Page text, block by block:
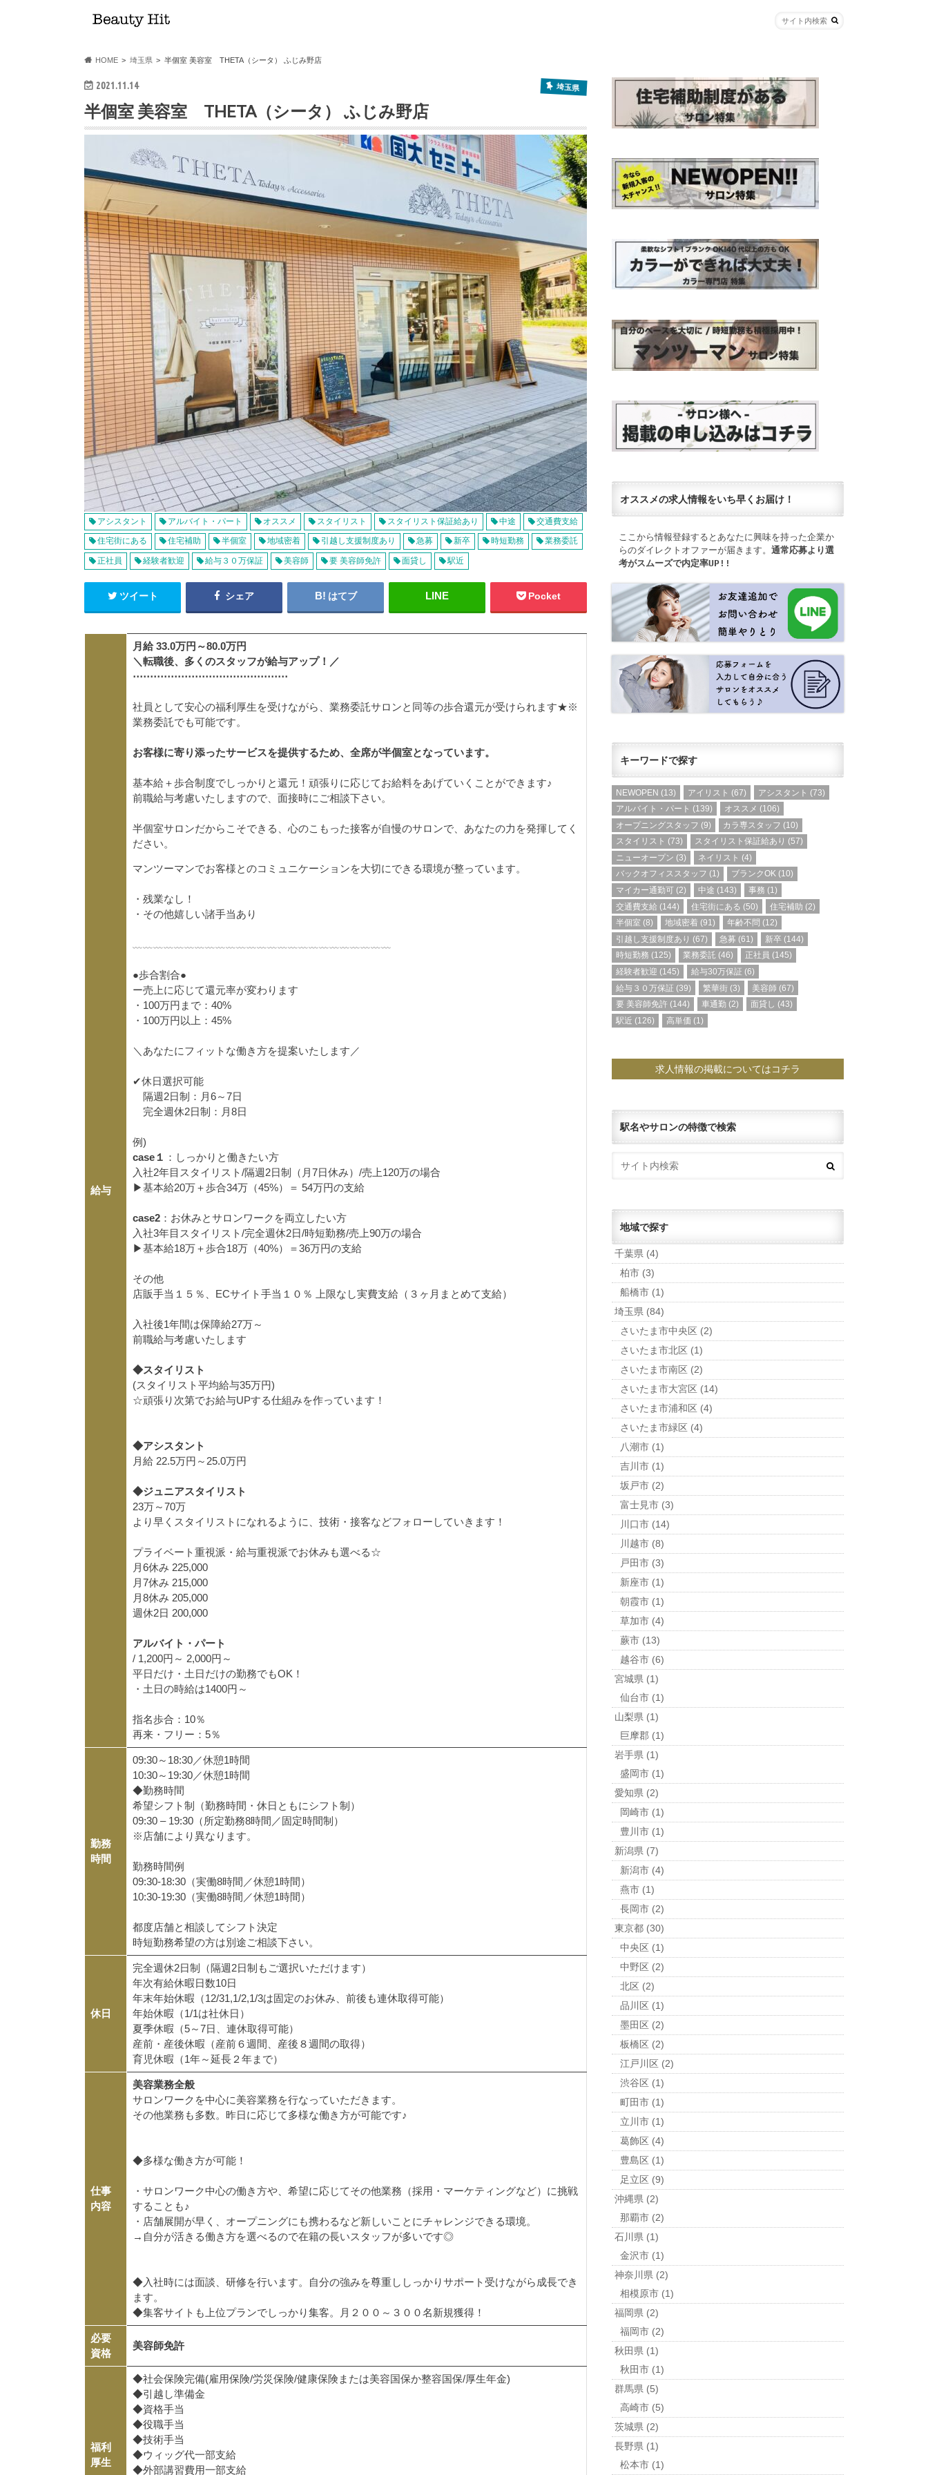
HOME 埼玉県 半個室 美容室 THETA（シータ） ふじみ野店
2021.11.14 埼玉県
半個室 美容室 THETA（シータ） ふじみ野店
アシスタント アルバイト・パート オススメ スタイリスト スタイリスト保証給あり 中途 交通費支給
住宅街にある 住宅補助 半個室 地域密着 引越し支援制度あり 急募 新卒 時短勤務 業務委託
正社員 経験者歓迎 給与３０万保証 美容師 要 美容師免許 面貸し 駅近
ツイート シェア はてブ Pocket
給与
月給 33.0万円～80.0万円
＼転職後、多くのスタッフが給与アップ！／
⋅⋅⋅⋅⋅⋅⋅⋅⋅⋅⋅⋅⋅⋅⋅⋅⋅⋅⋅⋅⋅⋅⋅⋅⋅⋅⋅⋅⋅⋅⋅⋅⋅⋅⋅⋅⋅⋅⋅⋅⋅⋅⋅⋅⋅
社員として安心の福利厚生を受けながら、業務委託サロンと同等の歩合還元が受けられます★※
業務委託でも可能です。
お客様に寄り添ったサービスを提供するため、全席が半個室となっています。
基本給＋歩合制度でしっかりと還元！頑張りに応じてお給料をあげていくことができます♪
前職給与考慮いたしますので、面接時にご相談下さい。
半個室サロンだからこそできる、心のこもった接客が自慢のサロンで、あなたの力を発揮してく
ださい。
マンツーマンでお客様とのコミュニケーションを大切にできる環境が整っています。
・残業なし！
・その他嬉しい諸手当あり
﹏﹏﹏﹏﹏﹏﹏﹏﹏﹏﹏﹏﹏﹏﹏﹏﹏﹏﹏﹏﹏﹏﹏﹏﹏
●歩合割合●
ー売上に応じて還元率が変わります
・100万円まで：40%
・100万円以上：45%
＼あなたにフィットな働き方を提案いたします／
✔︎休日選択可能
隔週2日制：月6～7日
完全週休2日制：月8日
例)
case１ ：しっかりと働きたい方
入社2年目スタイリスト/隔週2日制（月7日休み）/売上120万の場合
▶︎基本給20万＋歩合34万（45%）＝ 54万円の支給
case2：お休みとサロンワークを両立したい方
入社3年目スタイリスト/完全週休2日/時短勤務/売上90万の場合
▶︎基本給18万＋歩合18万（40%）＝36万円の支給
その他
店販手当１５％、ECサイト手当１０％ 上限なし実費支給（３ヶ月まとめて支給）
入社後1年間は保障給27万～
前職給与考慮いたします
◆スタイリスト
(スタイリスト平均給与35万円)
☆頑張り次第でお給与UPする仕組みを作っています！
◆アシスタント
月給 22.5万円～25.0万円
◆ジュニアスタイリスト
23万～70万
より早くスタイリストになれるように、技術・接客などフォローしていきます！
プライベート重視派・給与重視派でお休みも選べる☆
月6休み 225,000
月7休み 215,000
月8休み 205,000
週休2日 200,000
アルバイト・パート
/ 1,200円～ 2,000円～
平日だけ・土日だけの勤務でもOK！
・土日の時給は1400円～
指名歩合：10％
再来・フリー：5％
勤務
時間
09:30～18:30／休憩1時間
10:30～19:30／休憩1時間
◆勤務時間
希望シフト制（勤務時間・休日ともにシフト制）
09:30 – 19:30（所定勤務8時間／固定時間制）
※店舗により異なります。
勤務時間例
09:30-18:30（実働8時間／休憩1時間）
10:30-19:30（実働8時間／休憩1時間）
都度店舗と相談してシフト決定
時短勤務希望の方は別途ご相談下さい。
休日
完全週休2日制（隔週2日制もご選択いただけます）
年次有給休暇日数10日
年末年始休暇（12/31,1/2,1/3は固定のお休み、前後も連休取得可能）
年始休暇（1/1は社休日）
夏季休暇（5～7日、連休取得可能）
産前・産後休暇（産前６週間、産後８週間の取得）
育児休暇（1年～延長２年まで）
仕事
内容
美容業務全般
サロンワークを中心に美容業務を行なっていただきます。
その他業務も多数。昨日に応じて多様な働き方が可能です♪
◆多様な働き方が可能！
・サロンワーク中心の働き方や、希望に応じてその他業務（採用・マーケティングなど）に挑戦
することも♪
・店舗展開が早く、オープニングにも携わるなど新しいことにチャレンジできる環境。
→自分が活きる働き方を選べるので在籍の長いスタッフが多いです◎
◆入社時には面談、研修を行います。自分の強みを尊重ししっかりサポート受けながら成長でき
ます。
◆集客サイトも上位プランでしっかり集客。月２００～３００名新規獲得！
必要
資格
美容師免許
福利
厚生
◆社会保険完備(雇用保険/労災保険/健康保険または美容国保か整容国保/厚生年金)
◆引越し準備金
◆資格手当
◆役職手当
◆技術手当
◆ウィッグ代一部支給
◆外部講習費用一部支給
オススメの求人情報をいち早くお届け！
ここから情報登録するとあなたに興味を持った企業か
らのダイレクトオファーが届きます。 通常応募より選
考がスムーズで内定率UP!!
キーワードで探す
NEWOPEN (13) アイリスト (67) アシスタント (73)
アルバイト・パート (139) オススメ (106)
オープニングスタッフ (9) カラ専スタッフ (10)
スタイリスト (73) スタイリスト保証給あり (57)
ニューオープン (3) ネイリスト (4)
バックオフィススタッフ (1) ブランクOK (10)
マイカー通勤可 (2) 中途 (143) 事務 (1)
交通費支給 (144) 住宅街にある (50) 住宅補助 (2)
半個室 (8) 地域密着 (91) 年齢不問 (12)
引越し支援制度あり (67) 急募 (61) 新卒 (144)
時短勤務 (125) 業務委託 (46) 正社員 (145)
経験者歓迎 (145) 給与30万保証 (6)
給与３０万保証 (39) 繁華街 (3) 美容師 (67)
要 美容師免許 (144) 車通勤 (2) 面貸し (43)
駅近 (126) 高単価 (1)
求人情報の掲載についてはコチラ
駅名やサロンの特徴で検索
地域で探す
千葉県 (4)
柏市 (3)
船橋市 (1)
埼玉県 (84)
さいたま市中央区 (2)
さいたま市北区 (1)
さいたま市南区 (2)
さいたま市大宮区 (14)
さいたま市浦和区 (4)
さいたま市緑区 (4)
八潮市 (1)
吉川市 (1)
坂戸市 (2)
富士見市 (3)
川口市 (14)
川越市 (8)
戸田市 (3)
新座市 (1)
朝霞市 (1)
草加市 (4)
蕨市 (13)
越谷市 (6)
宮城県 (1)
仙台市 (1)
山梨県 (1)
巨摩郡 (1)
岩手県 (1)
盛岡市 (1)
愛知県 (2)
岡崎市 (1)
豊川市 (1)
新潟県 (7)
新潟市 (4)
燕市 (1)
長岡市 (2)
東京都 (30)
中央区 (1)
中野区 (2)
北区 (2)
品川区 (1)
墨田区 (2)
板橋区 (2)
江戸川区 (2)
渋谷区 (1)
町田市 (1)
立川市 (1)
葛飾区 (4)
豊島区 (1)
足立区 (9)
沖縄県 (2)
那覇市 (2)
石川県 (1)
金沢市 (1)
神奈川県 (2)
相模原市 (1)
福岡県 (2)
福岡市 (2)
秋田県 (1)
秋田市 (1)
群馬県 (5)
高崎市 (5)
茨城県 (2)
長野県 (1)
松本市 (1)